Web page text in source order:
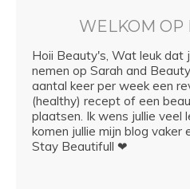
WELKOM OP
Hoii Beauty's, Wat leuk dat
nemen op Sarah and
aantal keer per week een
(healthy) recept of een
plaatsen. Ik wens jullie veel
komen jullie mijn blog vaker
Stay Beautifull ❤